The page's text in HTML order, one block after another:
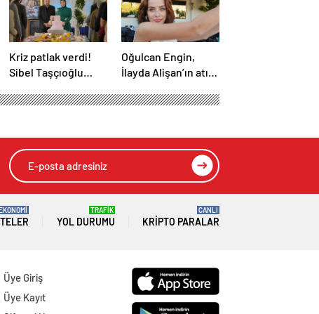
Kriz patlak verdi!
Sibel Taşçıoğlu
çıktı
Oğulcan Engin,
İlayda Alişan’ın atış
paylaştı
GÖNDER